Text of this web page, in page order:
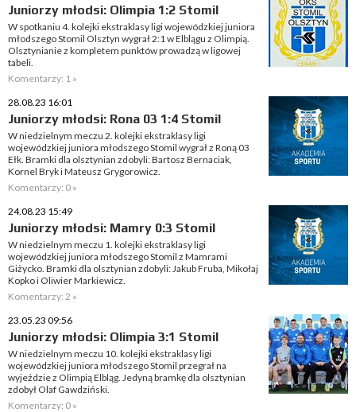
Juniorzy młodsi: Olimpia 1:2 Stomil
W spotkaniu 4. kolejki ekstraklasy ligi wojewódzkiej juniora
młodszego Stomil Olsztyn wygrał 2:1 w Elblągu z Olimpią.
Olsztynianie z kompletem punktów prowadzą w ligowej
tabeli.
Komentarzy: 1 »
28.08.23 16:01
Juniorzy młodsi: Rona 03 1:4 Stomil
W niedzielnym meczu 2. kolejki ekstraklasy ligi
wojewódzkiej juniora młodszego Stomil wygrał z Roną 03
Ełk. Bramki dla olsztynian zdobyli: Bartosz Bernaciak,
Kornel Bryk i Mateusz Grygorowicz.
Komentarzy: 0 »
24.08.23 15:49
Juniorzy młodsi: Mamry 0:3 Stomil
W niedzielnym meczu 1. kolejki ekstraklasy ligi
wojewódzkiej juniora młodszego Stomil z Mamrami
Giżycko. Bramki dla olsztynian zdobyli: Jakub Fruba, Mikołaj
Kopko i Oliwier Markiewicz.
Komentarzy: 2 »
23.05.23 09:56
Juniorzy młodsi: Olimpia 3:1 Stomil
W niedzielnym meczu 10. kolejki ekstraklasy ligi
wojewódzkiej juniora młodszego Stomil przegrał na
wyjeździe z Olimpią Elbląg. Jedyną bramkę dla olsztynian
zdobył Olaf Gawdziński.
Komentarzy: 0 »